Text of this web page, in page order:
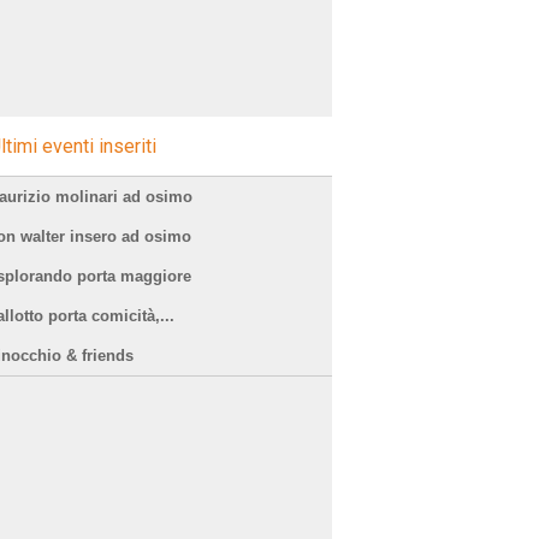
eventi inseriti
molinari ad osimo
walter insero ad osimo
porta maggiore
porta comicità,...
& friends